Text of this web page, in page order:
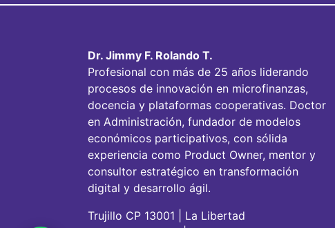
Dr. Jimmy F. Rolando T.
Profesional con más de 25 años liderando
procesos de innovación en microfinanzas,
docencia y plataformas cooperativas. Doctor
en Administración, fundador de modelos
económicos participativos, con sólida
experiencia como Product Owner, mentor y
consultor estratégico en transformación
digital y desarrollo ágil.
Trujillo CP 13001 | La Libertad